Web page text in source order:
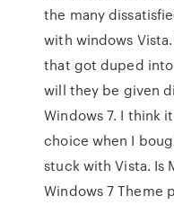
the many
with windows
that got duped
will they be given
Windows 7. I think
choice when I
stuck with Vista. Is
Windows 7 Theme